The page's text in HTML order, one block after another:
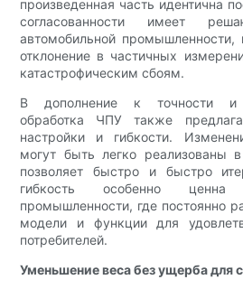
произведенная часть идентична
согласованности имеет
автомобильной
отклонение в частичных
катастрофическим сбоям.
В дополнение к точности и
обработка ЧПУ также
настройки и гибкости.
могут быть легко реализованы
позволяет быстро и быстро
гибкость особенно ценна
промышленности, где постоянно
модели и функции для
потребителей.
Уменьшение веса без ущерба для